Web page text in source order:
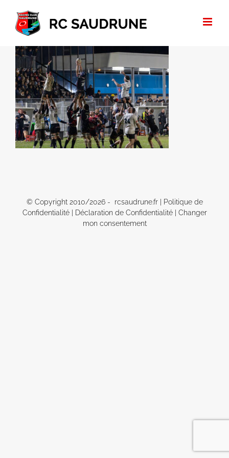
Passer
contenu
© Copyright 2010/2026 - rcsaudrune.fr |
Politique de
Confidentialité| Déclaration de Confidentialité| Changer
mon consentement